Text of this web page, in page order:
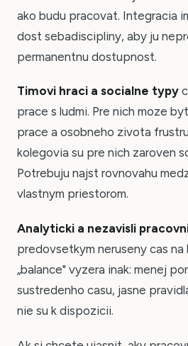
ako budu pracovat. Integracia
dost sebadiscipliny, aby ju
permanentnu dostupnost.
Timovi hraci a socialne typy
prace s ludmi. Pre nich moze
prace a osobneho zivota
kolegovia su pre nich zaroven
Potrebuju najst rovnovahu
vlastnym priestorom.
Analyticki a nezavisli
predovsetkym neruseny cas na
„balance" vyzera inak: menej
sustredenho casu, jasne
nie su k dispozicii.